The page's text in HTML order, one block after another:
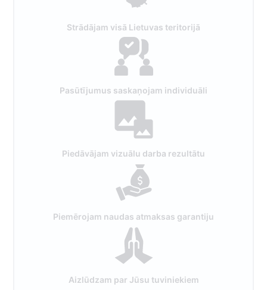
Strādājam visā Lietuvas teritorijā
Pasūtījumus saskaņojam individuāli
Piedāvājam vizuālu darba rezultātu
Piemērojam naudas atmaksas garantiju
Aizlūdzam par Jūsu tuviniekiem